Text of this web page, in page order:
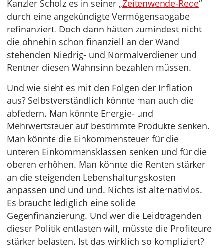
Kanzler Scholz es in seiner „Zeitenwende-Rede“
durch eine angekündigte Vermögensabgabe
refinanziert. Doch dann hätten zumindest nicht
die ohnehin schon finanziell an der Wand
stehenden Niedrig- und Normalverdiener und
Rentner diesen Wahnsinn bezahlen müssen.
Und wie sieht es mit den Folgen der Inflation
aus? Selbstverständlich könnte man auch die
abfedern. Man könnte Energie- und
Mehrwertsteuer auf bestimmte Produkte senken.
Man könnte die Einkommensteuer für die
unteren Einkommensklassen senken und für die
oberen erhöhen. Man könnte die Renten stärker
an die steigenden Lebenshaltungskosten
anpassen und und und. Nichts ist alternativlos.
Es braucht lediglich eine solide
Gegenfinanzierung. Und wer die Leidtragenden
dieser Politik entlasten will, müsste die Profiteure
stärker belasten. Ist das wirklich so kompliziert?